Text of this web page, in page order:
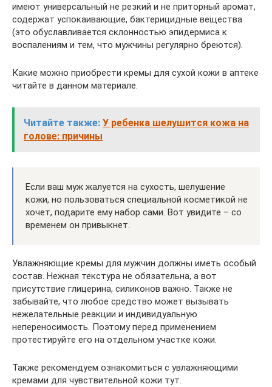
имеют универсальный не резкий и не приторный аромат,
содержат успокаивающие, бактерицидные вещества
(это обуславливается склонностью эпидермиса к
воспалениям и тем, что мужчины регулярно бреются).
Какие можно приобрести кремы для сухой кожи в аптеке
читайте в данном материале.
Читайте также: У ребенка шелушится кожа на
голове: причины
Если ваш муж жалуется на сухость, шелушение
кожи, но пользоваться специальной косметикой не
хочет, подарите ему набор сами. Вот увидите – со
временем он привыкнет.
Увлажняющие кремы для мужчин должны иметь особый
состав. Нежная текстура не обязательна, а вот
присутствие глицерина, силиконов важно. Также не
забывайте, что любое средство может вызывать
нежелательные реакции и индивидуальную
непереносимость. Поэтому перед применением
протестируйте его на отдельном участке кожи.
Также рекомендуем ознакомиться с увлажняющими
кремами для чувствительной кожи тут.